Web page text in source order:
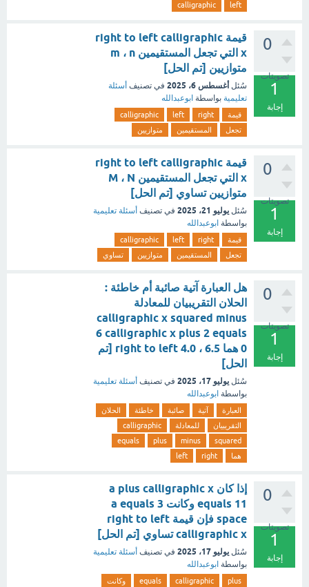
left
calligraphic
0
تصويتات
1
إجابة
قيمة right to left calligraphic
x التي تجعل المستقيمين m ، n
متوازيين [تم الحل]
سُئل أغسطس 6، 2025 في تصنيف أسئلة
تعليمية بواسطة ابوعبدالله
قيمة right
left
calligraphic
تجعل
المستقيمين متوازيين
0
تصويتات
1
إجابة
قيمة right to left calligraphic
x التي تجعل المستقيمين M ، N
متوازيين تساوي [تم الحل]
سُئل يوليو 21، 2025 في تصنيف أسئلة تعليمية
بواسطة ابوعبدالله
قيمة right
left
calligraphic
تجعل
المستقيمين متوازيين تساوي
0
تصويتات
1
إجابة
هل العبارة آتية صائبة أم خاطئة :
الحلان التقريبيان للمعادلة
calligraphic x squared minus
6 calligraphic x plus 2 equals
0 هما right to left 4.0 ، 6.5 [تم
الحل]
سُئل يوليو 17، 2025 في تصنيف أسئلة تعليمية
بواسطة ابوعبدالله
العبارة آتية صائبة خاطئة
الحلان
التقريبيان
للمعادلة
calligraphic
squared
minus
plus
equals
هما
right
left
0
تصويتات
1
إجابة
إذا كان a plus calligraphic x
equals 11 وكانت a equals 3
space فإن قيمة right to left
calligraphic x تساوي [تم الحل]
سُئل يوليو 17، 2025 في تصنيف أسئلة تعليمية
بواسطة ابوعبدالله
plus
calligraphic
equals وكانت